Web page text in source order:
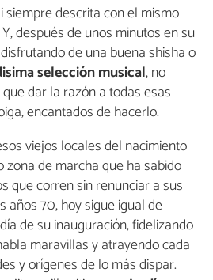
siempre descrita con el mismo
después de unos minutos en su
de una buena shisha o
selección musical, no
dar la razón a todas esas
encantados de hacerlo.
viejos locales del nacimiento
de marcha que ha sabido
que corren sin renunciar a sus
años 70, hoy sigue igual de
de su inauguración, fidelizando
maravillas y atrayendo cada
y orígenes de lo más dispar.